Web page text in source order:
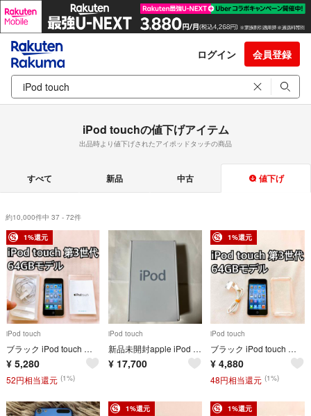
ログイン 会員登録
iPod touchの値下げアイテム
出品時より値下げされたアイポッドタッチの商品
すべて 新品 中古 値下げ
約10,000件中 37 - 72件
1%還元
iPod touch
ブラック iPod touch 第3世代 64GB アイポッドApple本体 N
¥ 5,280
52円相当還元 (1%)
iPod touch
新品未開封apple iPod touch第５世代32GBグレー
¥ 17,700
1%還元
iPod touch
ブラック iPod touch 第3世代 64GB アイポッドApple本体 T
¥ 4,880
48円相当還元 (1%)
1%還元 1%還元